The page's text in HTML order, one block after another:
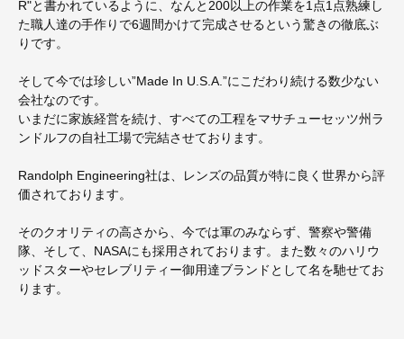
R"と書かれているように、なんと200以上の作業を1点1点熟練し
た職人達の手作りで6週間かけて完成させるという驚きの徹底ぶ
りです。
そして今では珍しい”Made In U.S.A.”にこだわり続ける数少ない
会社なのです。
いまだに家族経営を続け、すべての工程をマサチューセッツ州ラ
ンドルフの自社工場で完結させております。
Randolph Engineering社は、レンズの品質が特に良く世界から評
価されております。
そのクオリティの高さから、今では軍のみならず、警察や警備
隊、そして、NASAにも採用されております。また数々のハリウ
ッドスターやセレブリティー御用達ブランドとして名を馳せてお
ります。